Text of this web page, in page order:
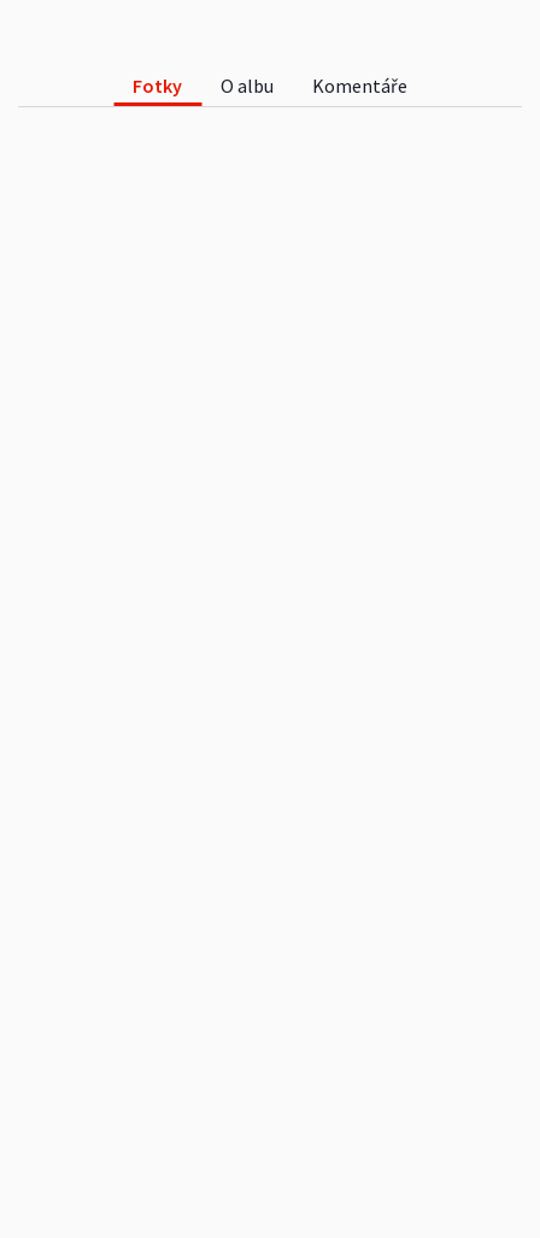
Fotky O albu Komentáře